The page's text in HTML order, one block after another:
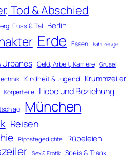
Tod & Abschied
Fluss & Tal Berlin
Erde Essen Fahrzeuge
Urbanes Geld, Arbeit, Karriere Grusel
Kindheit & Jugend Krummzeiler
Körperteile Liebe und Beziehung
München
Reisen
Ripostegedichte Rüpeleien
Sex & Erotik